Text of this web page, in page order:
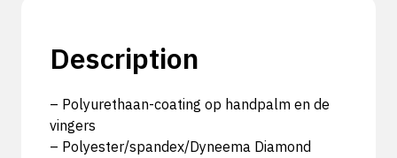
Description
– Polyurethaan-coating op handpalm en de
vingers
– Polyester/spandex/Dyneema Diamond